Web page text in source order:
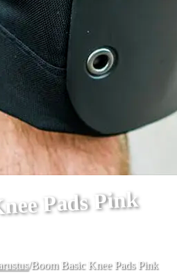
Pads Pink
/Boom Basic Knee Pads Pink